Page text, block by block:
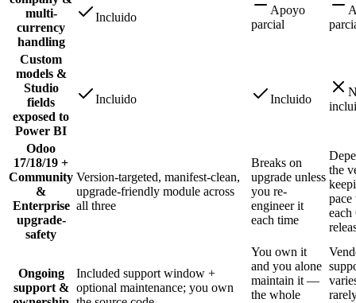
multi-
currency
handling
Incluido
Apoyo
parcial
Custom
models &
Studio
fields
exposed to
Power BI
Incluido Incluido
Odoo
17/18/19 +
Community
&
Enterprise
upgrade-
safety
Version-targeted, manifest-clean,
upgrade-friendly module across
all three
Breaks on
upgrade unless
you re-
engineer it
each time
the
each
Ongoing
support &
Included support window +
optional maintenance; you own
You own it
and you alone
maintain it —
the whole